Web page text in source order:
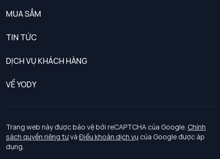
MUA SẮM
TIN TỨC
DỊCH VỤ KHÁCH HÀNG
Chính sách khách hàng thân thiết
Chính sách bảo vệ dữ liệu cá nhân
Chính sách thanh toán, giao nhận
VỀ YODY
Tuyển dụng
Trang web này được bảo vệ bởi reCAPTCHA của Google. Chính
sách quyền riêng tưvà Điều khoản dịch vụ của Google được áp
dụng.